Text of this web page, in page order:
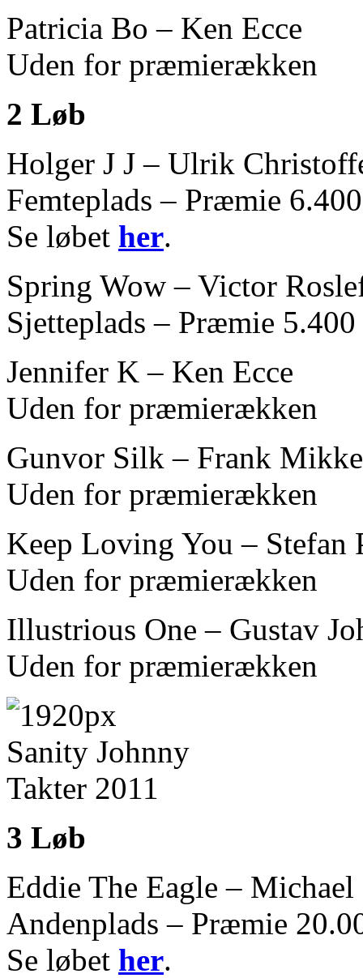
Patricia Bo – Ken Ecce
Uden for præmierækken
2 Løb
Holger J J – Ulrik
Femteplads – Præmie
Se løbet her.
Spring Wow – Victor
Sjetteplads – Præmie 5.400
Jennifer K – Ken Ecce
Uden for præmierækken
Gunvor Silk – Frank
Uden for præmierækken
Keep Loving You – Stefan
Uden for præmierækken
Illustrious One – Gustav
Uden for præmierækken
3 Løb
Eddie The Eagle –
Andenplads – Præmie
Se løbet her.